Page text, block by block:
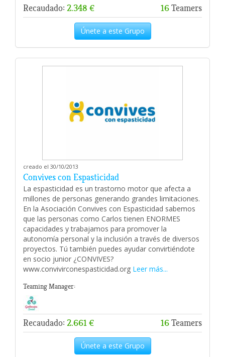
Recaudado: 2.348 € 16Teamers
Únete a este Grupo
creado el 30/10/2013
Convives con Espasticidad
La espasticidad es un trastorno motor que afecta a
millones de personas generando grandes limitaciones.
En la Asociación Convives con Espasticidad sabemos
que las personas como Carlos tienen ENORMES
capacidades y trabajamos para promover la
autonomía personal y la inclusión a través de diversos
proyectos. Tú también puedes ayudar convirtiéndote
en socio junior ¿CONVIVES?
www.convivirconespasticidad.org Leer más...
Teaming Manager:
Recaudado: 2.661 € 16Teamers
Únete a este Grupo